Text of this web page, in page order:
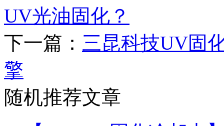
UV光油固化？
下一篇： 三昆科技UV固
擎
随机推荐文章